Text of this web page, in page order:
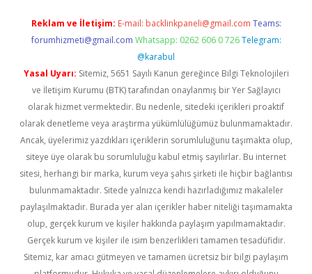
Reklam ve İletişim: E-mail: backlinkpaneli@gmail.com Teams:
forumhizmeti@gmail.com Whatsapp: 0262 606 0 726 Telegram:
@karabul
Yasal Uyarı: Sitemiz, 5651 Sayılı Kanun gereğince Bilgi Teknolojileri
ve İletişim Kurumu (BTK) tarafından onaylanmış bir Yer Sağlayıcı
olarak hizmet vermektedir. Bu nedenle, sitedeki içerikleri proaktif
olarak denetleme veya araştırma yükümlülüğümüz bulunmamaktadır.
Ancak, üyelerimiz yazdıkları içeriklerin sorumluluğunu taşımakta olup,
siteye üye olarak bu sorumluluğu kabul etmiş sayılırlar. Bu internet
sitesi, herhangi bir marka, kurum veya şahıs şirketi ile hiçbir bağlantısı
bulunmamaktadır. Sitede yalnızca kendi hazırladığımız makaleler
paylaşılmaktadır. Burada yer alan içerikler haber niteliği taşımamakta
olup, gerçek kurum ve kişiler hakkında paylaşım yapılmamaktadır.
Gerçek kurum ve kişiler ile isim benzerlikleri tamamen tesadüfidir.
Sitemiz, kar amacı gütmeyen ve tamamen ücretsiz bir bilgi paylaşım